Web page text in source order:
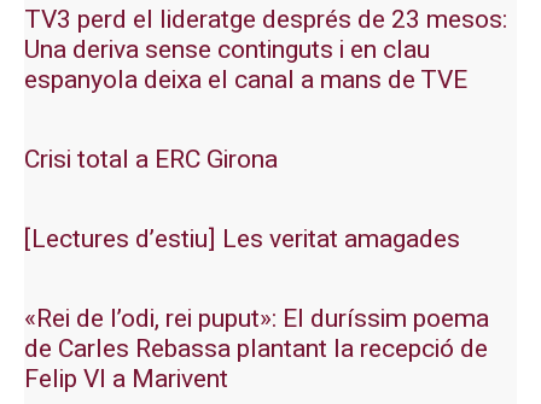
TV3 perd el lideratge després de 23 mesos:
Una deriva sense continguts i en clau
espanyola deixa el canal a mans de TVE
Crisi total a ERC Girona
[Lectures d’estiu] Les veritat amagades
«Rei de l’odi, rei puput»: El duríssim poema
de Carles Rebassa plantant la recepció de
Felip VI a Marivent